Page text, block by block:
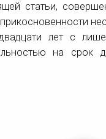
статьи,
лет с
на срок